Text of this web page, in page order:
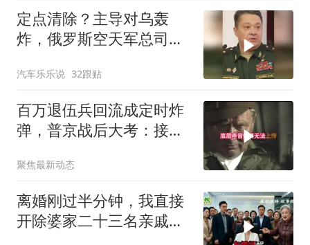
定点清除？主导对乌轰
炸，俄罗斯空天军总司令
身亡！
汽车乐乐说 32跟贴
百万退伍兵回流成定时炸
弹，普京战后大考：接不
聚焦最新动态
离婚刚过半分钟，我直接
开除婆家二十三名亲戚，